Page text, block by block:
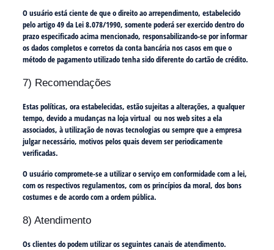
O usuário está ciente de que o direito ao arrependimento, estabelecido
pelo artigo 49 da Lei 8.078/1990, somente poderá ser exercido dentro do
prazo especificado acima mencionado, responsabilizando-se por informar
os dados completos e corretos da conta bancária nos casos em que o
método de pagamento utilizado tenha sido diferente do cartão de crédito.
7) Recomendações
Estas políticas, ora estabelecidas, estão sujeitas a alterações, a qualquer
tempo, devido a mudanças na loja virtual ou nos web sites a ela
associados, à utilização de novas tecnologias ou sempre que a empresa
julgar necessário, motivos pelos quais devem ser periodicamente
verificadas.
O usuário compromete-se a utilizar o serviço em conformidade com a lei,
com os respectivos regulamentos, com os princípios da moral, dos bons
costumes e de acordo com a ordem pública.
8) Atendimento
Os clientes do podem utilizar os seguintes canais de atendimento.